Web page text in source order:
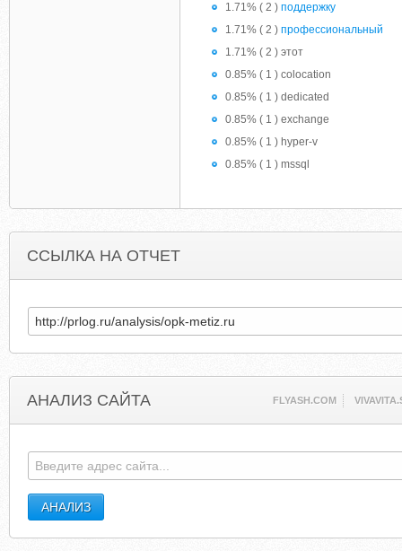
1.71% ( 2 ) поддержку
1.71% ( 2 ) профессиональный
1.71% ( 2 ) этот
0.85% ( 1 ) colocation
0.85% ( 1 ) dedicated
0.85% ( 1 ) exchange
0.85% ( 1 ) hyper-v
0.85% ( 1 ) mssql
ССЫЛКА НА ОТЧЕТ
АНАЛИЗ САЙТА FLYASH.COM